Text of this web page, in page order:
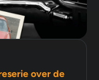
over de